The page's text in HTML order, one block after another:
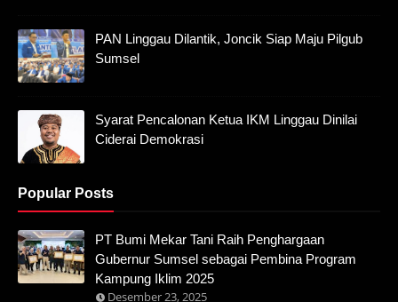
PAN Linggau Dilantik, Joncik Siap Maju Pilgub
Sumsel
Syarat Pencalonan Ketua IKM Linggau Dinilai
Ciderai Demokrasi
Popular Posts
PT Bumi Mekar Tani Raih Penghargaan
Gubernur Sumsel sebagai Pembina Program
Kampung Iklim 2025
Desember 23, 2025